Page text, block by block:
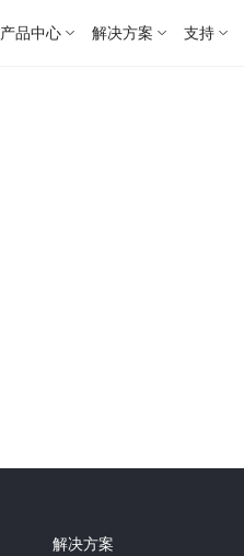
产品中心 解决方案 支持
解决方案